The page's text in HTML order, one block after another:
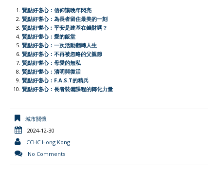
e
b
o
o
k
t
s
A
p
p
h
a
t
t
t
e
r
e
l
l
賢點好耆心：信仰讓晚年閃亮
賢點好耆心：為長者留住最美的一刻
賢點好耆心︰平安是建基在錢財嗎？
賢點好耆心：愛的飯堂
賢點好耆心：一次活動翻轉人生
賢點好耆心：不再被忽略的父親節
賢點好耆心：母愛的無私
賢點好耆心：清明與復活
賢點好耆心：F.A.S.T的精兵
賢點好耆心：長者裝備課程的轉化力量
城市關懷
2024-12-30
CCHC Hong Kong
No Comments